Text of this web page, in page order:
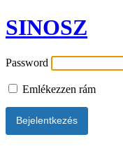
SINOSZ
Password
Emlékezzen rám